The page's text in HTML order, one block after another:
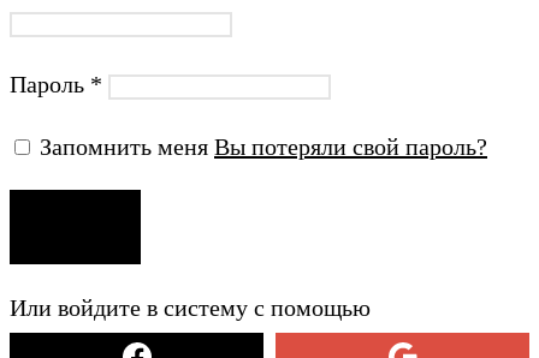
Пароль *
Запомнить меня Вы потеряли свой пароль?
Или войдите в систему с помощью